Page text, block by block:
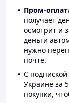
Пром-
получает
осмотрит и
деньги
нужно
почте.
С
Украине за
покупки,